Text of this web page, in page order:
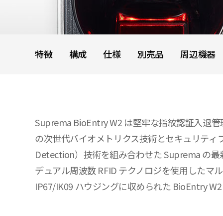
特徴 構成 仕様 別売品 周辺機器
Suprema BioEntry W2 は堅牢な指紋認証入退
の次世代バイオメトリクス技術とセキュリティ
Detection）技術を組み合わせた Suprema の
デュアル周波数 RFID テクノロジを使用したマ
IP67/IK09 ハウジングに収められた BioEntry